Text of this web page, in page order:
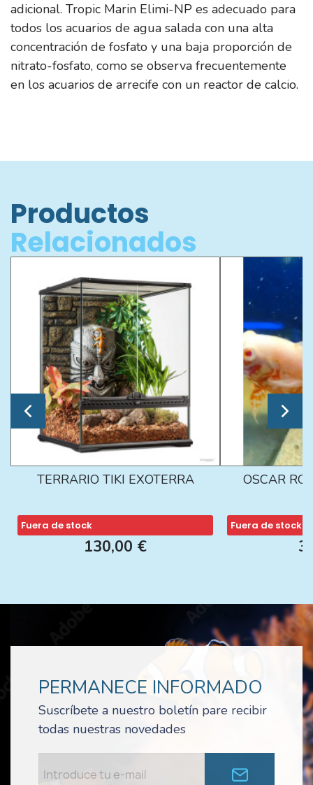
adicional. Tropic Marin Elimi-NP es adecuado para
todos los acuarios de agua salada con una alta
concentración de fosfato y una baja proporción de
nitrato-fosfato, como se observa frecuentemente
en los acuarios de arrecife con un reactor de calcio.
Productos
Relacionados
TERRARIO TIKI EXOTERRA
Fuera de stock
130,00 €
OSCAR
Fuera de stock
PERMANECE INFORMADO
Suscríbete a nuestro boletín pare recibir
todas nuestras novedades